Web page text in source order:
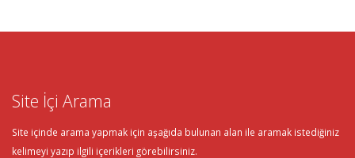
Site İçi Arama
Site içinde arama yapmak için aşağıda bulunan alan ile aramak istediğiniz
kelimeyi yazıp ilgili içerikleri görebilirsiniz.